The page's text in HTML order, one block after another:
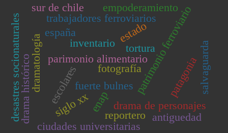
escolares
parimonio alimentariopatrimonio ferroviario
dramatología
drama de personajes
drama histórico fuerte bulnes
desastres socionaturales salvaguarda
antiguedad
inventario estado
trabajadores ferroviarios
fotografía
siglo xx
españa
ciudades universitarias
enap
sur de chile
reportero
empoderamiento
tortura
patagonia